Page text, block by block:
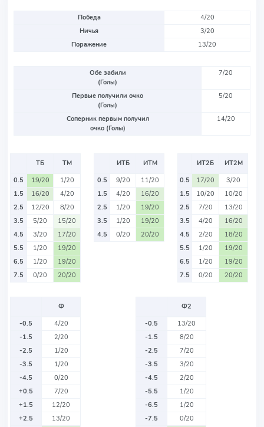
Победа
4/20
Ничья
3/20
Поражение
13/20
Обе забили
(Голы)
7/20
Первые получили очко
(Голы)
5/20
Соперник первым получил
очко (Голы)
14/20
ТБ
ТМ
0.5
19/20
1/20
1.5
16/20
4/20
2.5
12/20
8/20
3.5
5/20
15/20
4.5
3/20
17/20
5.5
1/20
19/20
6.5
1/20
19/20
7.5
0/20 20/20
ИТБ
ИТМ
0.5
9/20
11/20
1.5
4/20
16/20
2.5
1/20
19/20
3.5
1/20
19/20
4.5
0/20 20/20
ИТ2Б
ИТ2М
0.5
17/20
3/20
1.5
10/20
10/20
2.5
7/20
13/20
3.5
4/20
16/20
4.5
2/20
18/20
5.5
1/20
19/20
6.5
1/20
19/20
7.5
0/20 20/20
Ф
-0.5
4/20
-1.5
2/20
-2.5
1/20
-3.5
1/20
-4.5
0/20
+0.5
7/20
+1.5
12/20
+2.5
13/20
Ф2
-0.5
13/20
-1.5
8/20
-2.5
7/20
-3.5
3/20
-4.5
2/20
-5.5
1/20
-6.5
1/20
-7.5
0/20